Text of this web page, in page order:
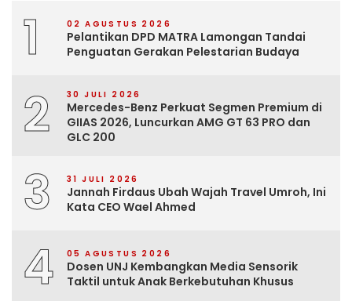
1 02 AGUSTUS 2026
Pelantikan DPD MATRA Lamongan Tandai
Penguatan Gerakan Pelestarian Budaya
2 30 JULI 2026
Mercedes-Benz Perkuat Segmen Premium di
GIIAS 2026, Luncurkan AMG GT 63 PRO dan
GLC 200
3 31 JULI 2026
Jannah Firdaus Ubah Wajah Travel Umroh, Ini
Kata CEO Wael Ahmed
4 05 AGUSTUS 2026
Dosen UNJ Kembangkan Media Sensorik
Taktil untuk Anak Berkebutuhan Khusus